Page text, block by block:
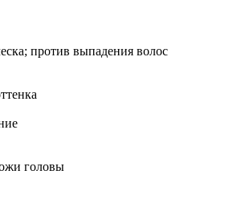
против выпадения волос
головы